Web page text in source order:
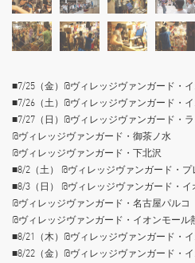
■7/25（金）@ヴィレッジヴァンガード・
■7/26（土）@ヴィレッジヴァンガード・
■7/27（日）@ヴィレッジヴァンガード・
@ヴィレッジヴァンガード・御茶ノ水
@ヴィレッジヴァンガード・下北沢
■8/2（土） @ヴィレッジヴァンガード・
■8/3（日） @ヴィレッジヴァンガード・
@ヴィレッジヴァンガード・名古屋パルコ
@ヴィレッジヴァンガード・イオンモール
■8/21（木）@ヴィレッジヴァンガード・
■8/22（金）@ヴィレッジヴァンガード・